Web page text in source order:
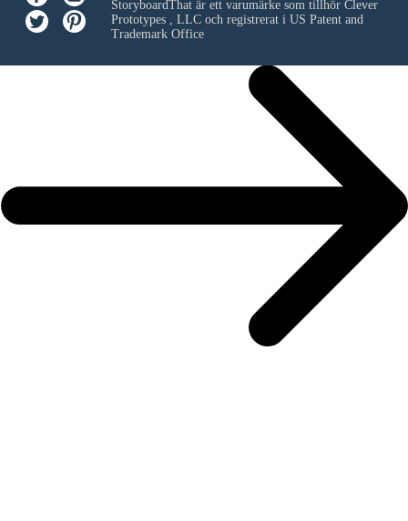
StoryboardThat är ett varumärke som tillhör Clever
Prototypes , LLCoch registrerat i US Patent and
Trademark Office